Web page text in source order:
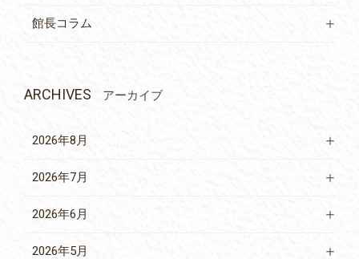
館長コラム
ARCHIVES アーカイブ
2026年8月
2026年7月
2026年6月
2026年5月